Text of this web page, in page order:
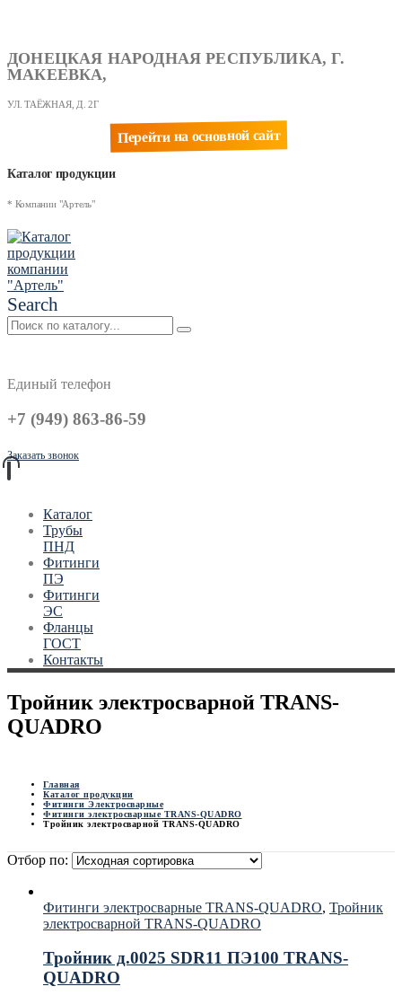
ДОНЕЦКАЯ НАРОДНАЯ РЕСПУБЛИКА, Г.
МАКЕЕВКА,
УЛ. ТАЁЖНАЯ, Д. 2Г
Перейти на основной сайт
Каталог продукции
* Компании "Артель"
Search
Единый телефон
+7 (949) 863-86-59
Заказать звонок
Каталог
Трубы
ПНД
Фитинги
ПЭ
Фитинги
ЭС
Фланцы
ГОСТ
Контакты
Тройник электросварной TRANS-
QUADRO
Главная
Каталог продукции
Фитинги Электросварные
Фитинги электросварные TRANS-QUADRO
Тройник электросварной TRANS-QUADRO
Отбор по:
Фитинги электросварные TRANS-QUADRO, Тройник
электросварной TRANS-QUADRO
Тройник д.0025 SDR11 ПЭ100 TRANS-
QUADRO